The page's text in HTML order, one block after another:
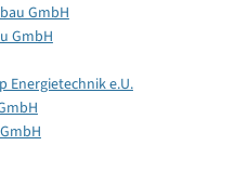
GmbH
GmbH
Energietechnik e.U.